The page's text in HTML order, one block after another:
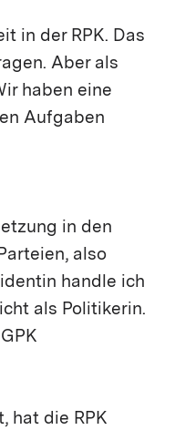
in der RPK. Das
Aber als
haben eine
Aufgaben
in den
also
handle ich
als Politikerin.
hat die RPK